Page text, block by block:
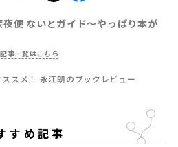
夜便 ないとガイド〜やっぱり本が
事一覧はこちら
スメ！ 永江朗のブックレビュー
すめ記事